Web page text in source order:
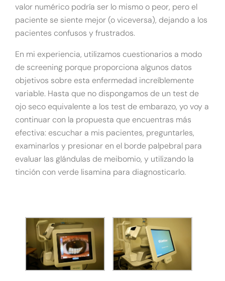
valor numérico podría ser lo mismo o peor, pero el
paciente se siente mejor (o viceversa), dejando a los
pacientes confusos y frustrados.
En mi experiencia, utilizamos cuestionarios a modo
de screening porque proporciona algunos datos
objetivos sobre esta enfermedad increíblemente
variable. Hasta que no dispongamos de un test de
ojo seco equivalente a los test de embarazo, yo voy a
continuar con la propuesta que encuentras más
efectiva: escuchar a mis pacientes, preguntarles,
examinarlos y presionar en el borde palpebral para
evaluar las glándulas de meibomio, y utilizando la
tinción con verde lisamina para diagnosticarlo.